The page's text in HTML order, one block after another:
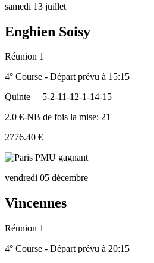
samedi 13 juillet
Enghien Soisy
Réunion 1
4° Course - Départ prévu à 15:15
Quinte
5-2-11-12-1-14-15
2.0 €-NB de fois la mise: 21
2776.40 €
vendredi 05 décembre
Vincennes
Réunion 1
4° Course - Départ prévu à 20:15